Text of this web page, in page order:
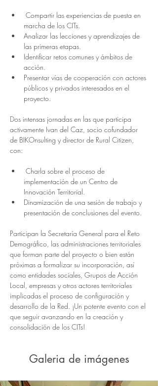
marcha de los CITs.
Analizar las lecciones y aprendizajes de
las primeras etapas.
Identificar retos comunes y ámbitos de
acción.
Presentar vías de cooperación con actores
públicos y privados interesados en el
proyecto.
Dos intensas jornadas en las que participa
activamente Ivan del Caz, socio cofundador
de BIKOnsulting y director de Rural Citizen,
con:
implementación de un Centro de
Innovación Territorial.
Dinamización de una sesión de trabajo y
presentación de conclusiones del evento.
Participan la Secretaría General para el Reto
Demográfico, las administraciones territoriales
que forman parte del proyecto o bien están
próximas a formalizar su incorporación, así
como entidades sociales, Grupos de Acción
Local, empresas y otros actores territoriales
implicadas el proceso de configuración y
desarrollo de la Red. ¡Un potente evento con el
que seguir avanzando en la creación y
consolidación de los CITs!
Galeria de imágenes